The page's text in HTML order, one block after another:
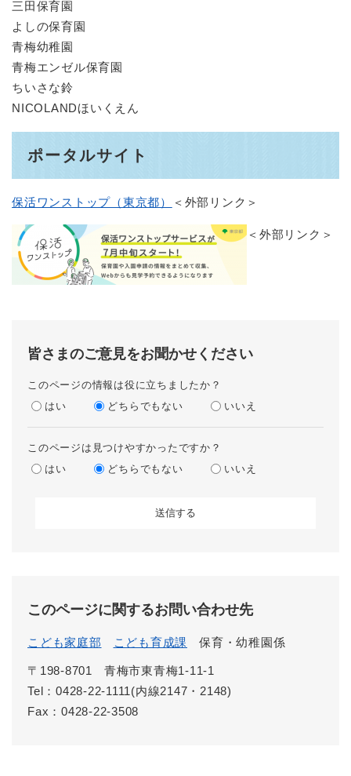
三田保育園
よしの保育園
青梅幼稚園
青梅エンゼル保育園
ちいさな鈴
NICOLANDほいくえん
ポータルサイト
保活ワンストップ（東京都） ＜外部リンク＞
＜外部リンク＞
皆さまのご意見をお聞かせください
このページの情報は役に立ちましたか？
はい
どちらでもない いいえ
このページは見つけやすかったですか？
はい
どちらでもない いいえ
このページに関するお問い合わせ先
こども家庭部 こども育成課 保育・幼稚園係
〒198-8701
青梅市東青梅1-11-1
Tel：0428-22-1111(内線2147・2148)
Fax：0428-22-3508